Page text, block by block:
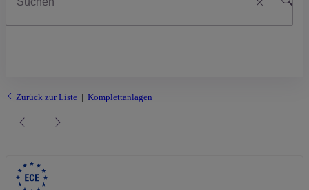
Zurück zur Liste Komplettanlagen